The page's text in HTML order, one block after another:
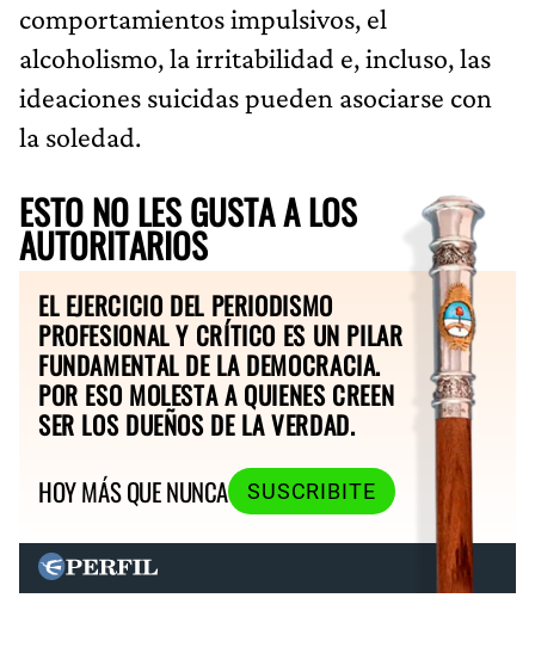
comportamientos impulsivos, el
alcoholismo, la irritabilidad e, incluso, las
ideaciones suicidas pueden asociarse con
la soledad.
ESTO NO LES GUSTA A LOS
AUTORITARIOS
EL EJERCICIO DEL PERIODISMO
PROFESIONAL Y CRÍTICO ES UN PILAR
FUNDAMENTAL DE LA DEMOCRACIA.
POR ESO MOLESTA A QUIENES CREEN
SER LOS DUEÑOS DE LA VERDAD.
HOY MÁS QUE NUNCA
SUSCRIBITE